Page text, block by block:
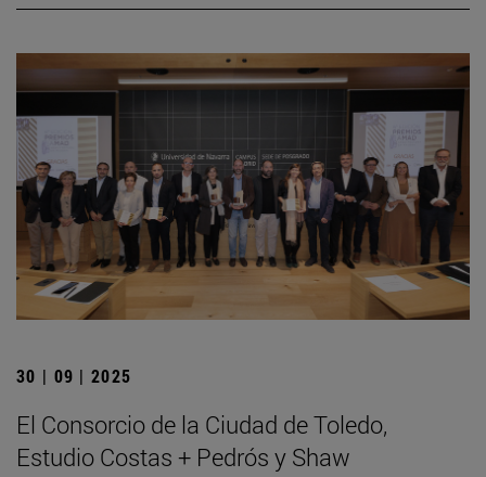
30 | 09 | 2025
El Consorcio de la Ciudad de Toledo,
Estudio Costas + Pedrós y Shaw